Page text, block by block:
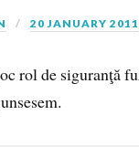
20 JANUARY 2011
rol de siguranţă